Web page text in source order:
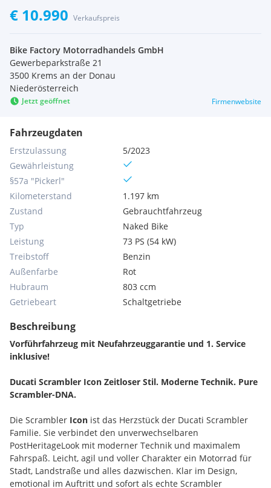
€ 10.990 Verkaufspreis
Bike Factory Motorradhandels GmbH
Gewerbeparkstraße 21
3500 Krems an der Donau
Niederösterreich
Jetzt geöffnet Firmenwebsite
Fahrzeugdaten
Erstzulassung
5/2023
Gewährleistung
§57a "Pickerl"
Kilometerstand
1.197 km
Zustand
Gebrauchtfahrzeug
Typ
Naked Bike
Leistung
73 PS (54 kW)
Treibstoff
Benzin
Außenfarbe
Rot
Hubraum
803 ccm
Getriebeart
Schaltgetriebe
Beschreibung
Vorführfahrzeug mit Neufahrzeuggarantie und 1. Service
inklusive!
Ducati Scrambler Icon Zeitloser Stil. Moderne Technik. Pure
Scrambler-DNA.
Die Scrambler Icon ist das Herzstück der Ducati Scrambler
Familie. Sie verbindet den unverwechselbaren
PostHeritageLook mit moderner Technik und maximalem
Fahrspaß. Leicht, agil und voller Charakter ein Motorrad für
Stadt, Landstraße und alles dazwischen. Klar im Design,
emotional im Auftritt und sofort als echte Scrambler